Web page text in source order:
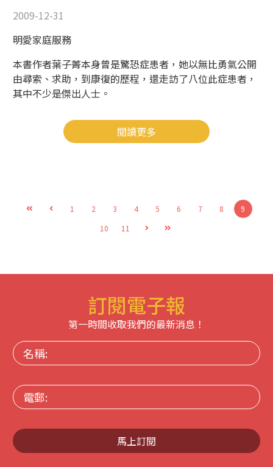
2009-12-31
明愛家庭服務
本書作者葉子菁本身曾是驚恐症患者，她以無比勇氣公開
由尋索、求助，到康復的歷程，還走訪了八位此症患者，
其中不少是傑出人士。
閱讀更多
1 2 3 4 5 6 7 8
9
10
11
訂閱電子報
第一時間收取我們的最新消息！
名
稱:
電
郵:
馬上訂閱